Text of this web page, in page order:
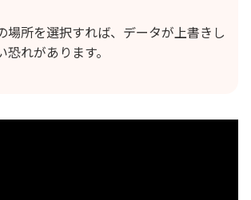
場所を選択すれば、データが上書きし
れがあります。